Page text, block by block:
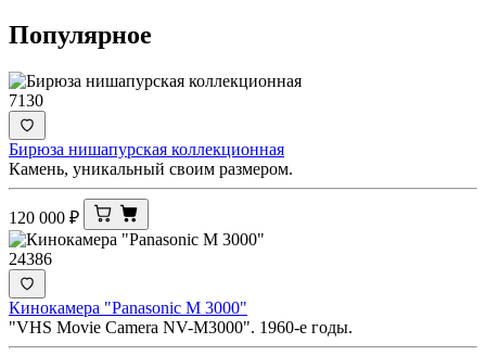
Популярное
7130
Бирюза нишапурская коллекционная
Камень, уникальный своим размером.
120 000 ₽
24386
Кинокамера "Panasonic M 3000"
"VHS Movie Camera NV-M3000". 1960-е годы.